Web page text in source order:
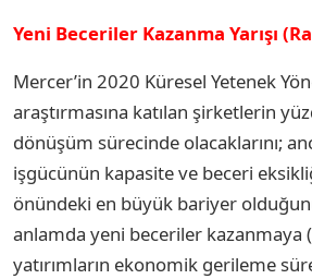
Yeni Beceriler Kazanma Yarışı
Mercer’in 2020 Küresel Yetenek
araştırmasına katılan şirketlerin
dönüşüm sürecinde olacaklarını;
işgücünün kapasite ve beceri
önündeki en büyük bariyer
anlamda yeni beceriler kazanmaya
yatırımların ekonomik gerileme